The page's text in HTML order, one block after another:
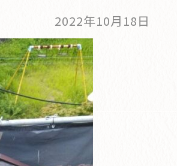
2022年10月18日